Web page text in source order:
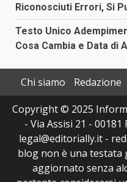
Riconosciuti Errori, Si
Testo Unico
Cosa Cambia e Data di
Chi siamo Redazione
Copyright © 2025
- Via Assisi 21 - 00181
legal@editorially.it -
blog non è una testata
aggiornato senza